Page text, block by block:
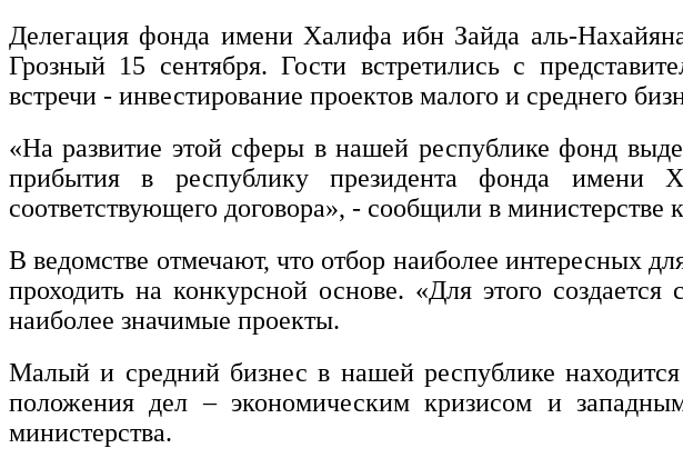
Делегация фонда имени Халифа ибн Зайда аль-
Грозный 15 сентября. Гости встретились с
встречи - инвестирование проектов малого и среднего
«На развитие этой сферы в нашей республике фонд
прибытия в республику президента фонда имени
соответствующего договора», - сообщили в министерстве
В ведомстве отмечают, что отбор наиболее интересных
проходить на конкурсной основе. «Для этого
наиболее значимые проекты.
Малый и средний бизнес в нашей республике
положения дел – экономическим кризисом и
министерства.